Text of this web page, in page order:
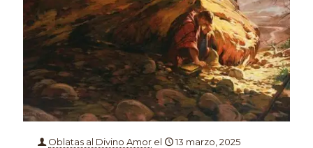
Oblatas al Divino Amor el 13 marzo, 2025